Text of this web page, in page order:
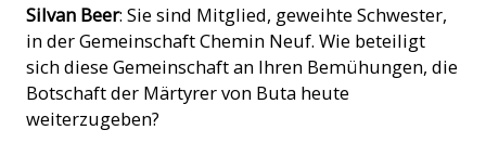
Silvan Beer: Sie sind Mitglied, geweihte Schwester,
in der Gemeinschaft Chemin Neuf. Wie beteiligt
sich diese Gemeinschaft an Ihren Bemühungen, die
Botschaft der Märtyrer von Buta heute
weiterzugeben?